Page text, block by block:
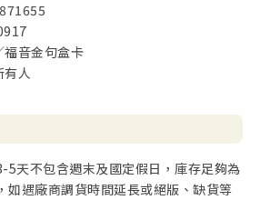
音金句盒卡
有人
5天不包含週末及國定假日，庫存足夠為
如遇廠商調貨時間延長或絕版、缺貨等